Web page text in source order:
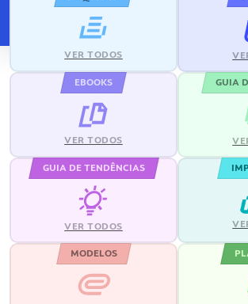
VER TODOS
EBOOKS
VER TODOS
GUIA
GUIA DE TENDÊNCIAS
VER TODOS
MODELOS